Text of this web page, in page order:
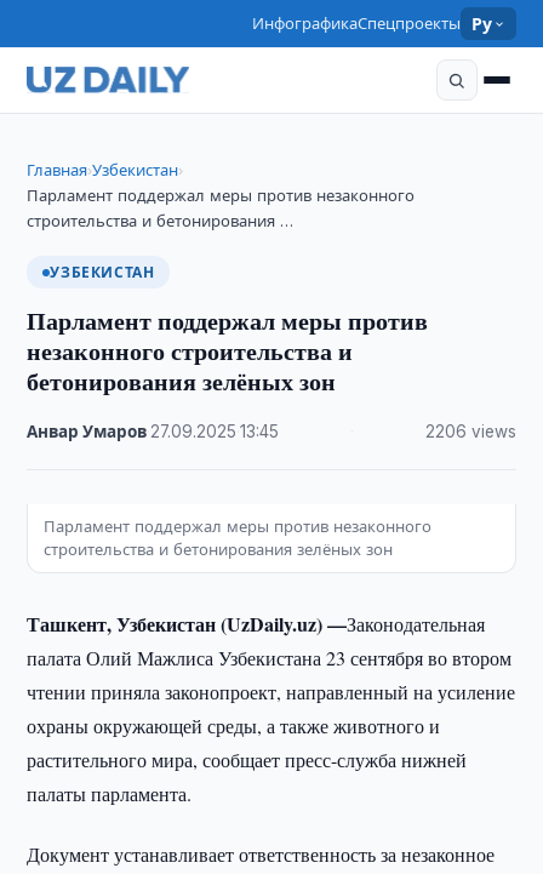
ИнфографикаСпецпроекты Ру
Главная›Узбекистан›
Парламент поддержал меры против незаконного
строительства и бетонирования …
УЗБЕКИСТАН
Парламент поддержал меры против
незаконного строительства и
бетонирования зелёных зон
Анвар Умаров 27.09.2025 ·13:45 2206 views
Парламент поддержал меры против незаконного
строительства и бетонирования зелёных зон
Ташкент, Узбекистан (UzDaily.uz) —Законодательная
палата Олий Мажлиса Узбекистана 23 сентября во втором
чтении приняла законопроект, направленный на усиление
охраны окружающей среды, а также животного и
растительного мира, сообщает пресс-служба нижней
палаты парламента.
Документ устанавливает ответственность за незаконное